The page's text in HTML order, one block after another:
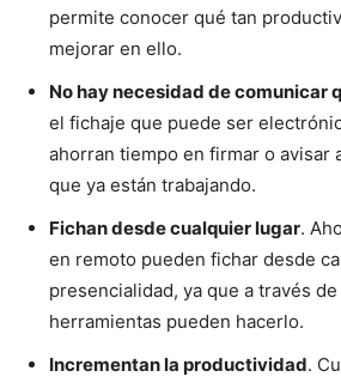
permite conocer qué tan
mejorar en ello.
No hay necesidad de comunicar
el fichaje que puede ser
ahorran tiempo en firmar o avisar
que ya están trabajando.
Fichan desde cualquier lugar.
en remoto pueden fichar desde
presencialidad, ya que a través
herramientas pueden hacerlo.
Incrementan la productividad.